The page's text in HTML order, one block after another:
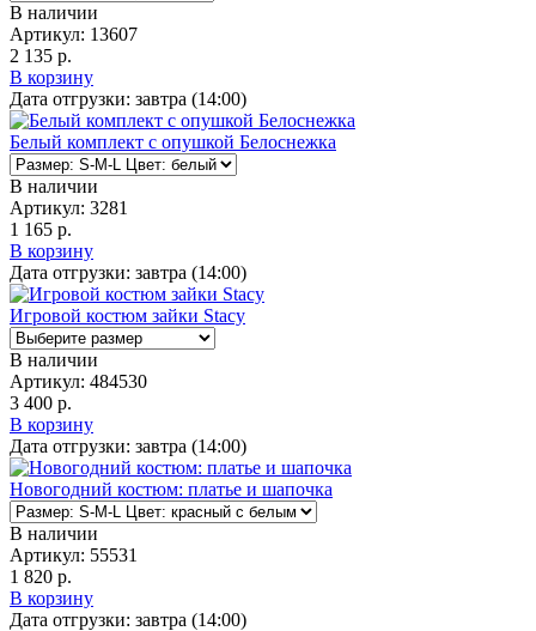
В наличии
Артикул: 13607
2 135 р.
В корзину
Дата отгрузки: завтра (14:00)
Белый комплект с опушкой Белоснежка
В наличии
Артикул: 3281
1 165 р.
В корзину
Дата отгрузки: завтра (14:00)
Игровой костюм зайки Stacy
В наличии
Артикул: 484530
3 400 р.
В корзину
Дата отгрузки: завтра (14:00)
Новогодний костюм: платье и шапочка
В наличии
Артикул: 55531
1 820 р.
В корзину
Дата отгрузки: завтра (14:00)